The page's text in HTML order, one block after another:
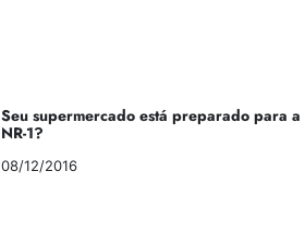
Seu supermercado está preparado para a
NR-1?
08/12/2016